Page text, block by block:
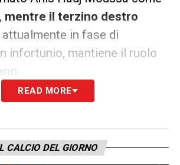
mentre il terzino destro
attualmente in fase di
infortunio, mantiene il ruolo
READ MORE
CALCIO DEL GIORNO